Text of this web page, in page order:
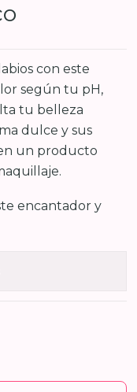
con este
según tu pH,
tu belleza
dulce y sus
un producto
encantador y